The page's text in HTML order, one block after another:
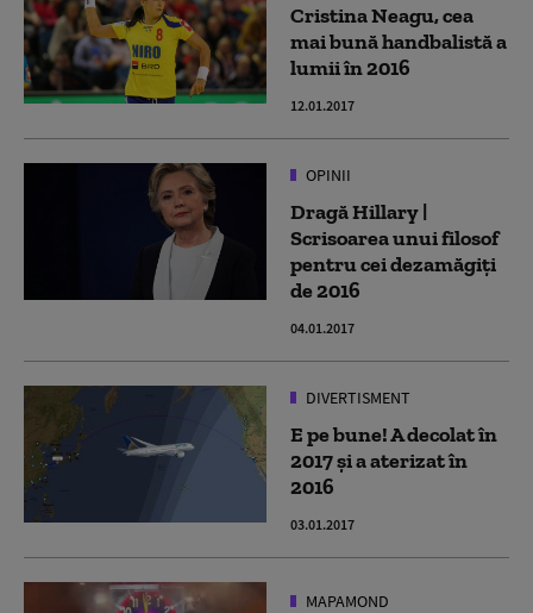
Cristina Neagu, cea
mai bună handbalistă a
lumii în 2016
12.01.2017
OPINII
Dragă Hillary |
Scrisoarea unui filosof
pentru cei dezamăgiți
de 2016
04.01.2017
DIVERTISMENT
E pe bune! A decolat în
2017 şi a aterizat în
2016
03.01.2017
MAPAMOND